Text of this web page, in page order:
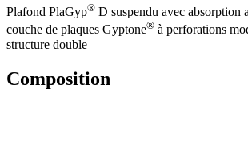
Plafond PlaGyp® D suspendu avec absorption
couche de plaques Gyptone® à perforations
structure double
Composition